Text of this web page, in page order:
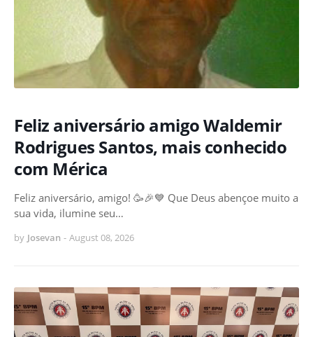
Feliz aniversário amigo Waldemir
Rodrigues Santos, mais conhecido
com Mérica
Feliz aniversário, amigo! 🥳🎉💙 Que Deus abençoe muito a
sua vida, ilumine seu…
by Josevan - August 08, 2026